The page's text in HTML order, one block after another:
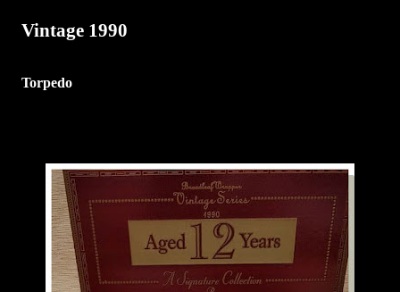
Vintage 1990
Torpedo